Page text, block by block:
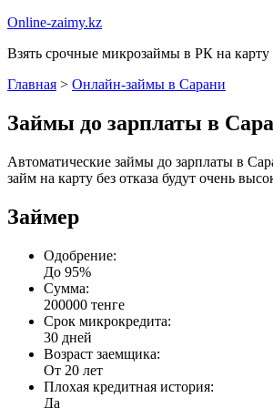
Online-zaimy.kz
Взять срочные микрозаймы в РК на карту
Главная > Онлайн-займы в Сарани
Займы до зарплаты в
Автоматические займы до зарплаты в
займ на карту без отказа будут очень
Займер
Одобрение:
До 95%
Сумма:
200000 тенге
Срок микрокредита:
30 дней
Возраст заемщика:
От 20 лет
Плохая кредитная история:
Да